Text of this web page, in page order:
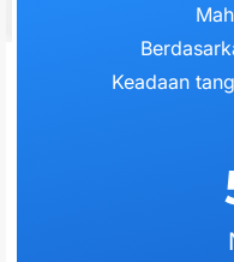
Keadaan